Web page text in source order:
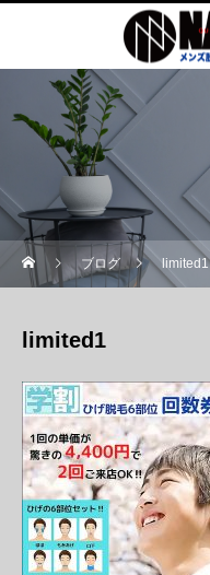
ブログ limited1
limited1